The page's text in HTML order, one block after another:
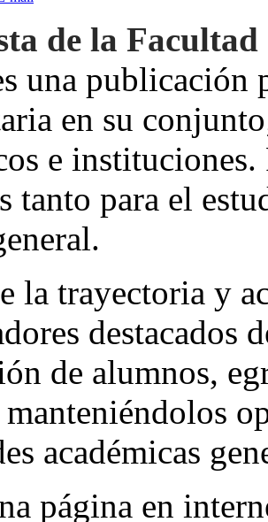
de la
una publicación
en su
e
tanto para el
la trayectoria y
destacados
de alumnos,
académicas
página en